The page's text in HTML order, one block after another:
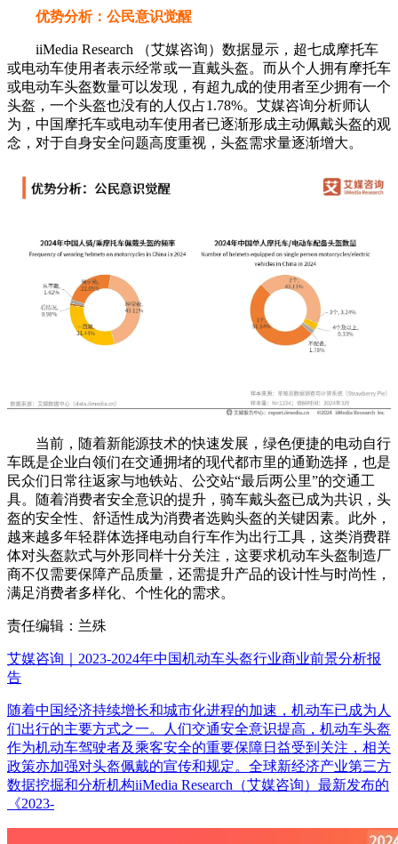
优势分析：公民意识觉醒
iiMedia Research （艾媒咨询）数据显示，超七成摩托车
或电动车使用者表示经常或一直戴头盔。而从个人拥有摩托车
或电动车头盔数量可以发现，有超九成的使用者至少拥有一个
头盔，一个头盔也没有的人仅占1.78%。艾媒咨询分析师认
为，中国摩托车或电动车使用者已逐渐形成主动佩戴头盔的观
念，对于自身安全问题高度重视，头盔需求量逐渐增大。
当前，随着新能源技术的快速发展，绿色便捷的电动自行
车既是企业白领们在交通拥堵的现代都市里的通勤选择，也是
民众们日常往返家与地铁站、公交站“最后两公里”的交通工
具。随着消费者安全意识的提升，骑车戴头盔已成为共识，头
盔的安全性、舒适性成为消费者选购头盔的关键因素。此外，
越来越多年轻群体选择电动自行车作为出行工具，这类消费群
体对头盔款式与外形同样十分关注，这要求机动车头盔制造厂
商不仅需要保障产品质量，还需提升产品的设计性与时尚性，
满足消费者多样化、个性化的需求。
责任编辑：兰殊
艾媒咨询｜2023-2024年中国机动车头盔行业商业前景分析报
告
随着中国经济持续增长和城市化进程的加速，机动车已成为人
们出行的主要方式之一。人们交通安全意识提高，机动车头盔
作为机动车驾驶者及乘客安全的重要保障日益受到关注，相关
政策亦加强对头盔佩戴的宣传和规定。全球新经济产业第三方
数据挖掘和分析机构iiMedia Research（艾媒咨询）最新发布的
《2023-